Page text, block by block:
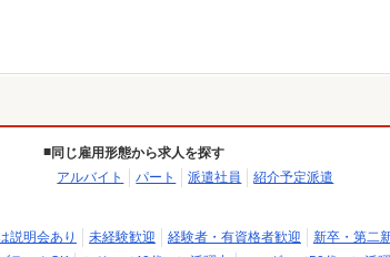
同じ雇用形態から求人を探す
アルバイト
パート 派遣社員 紹介予定派遣
説明会あり 未経験歓迎 経験者・有資格者歓迎
新卒・第二